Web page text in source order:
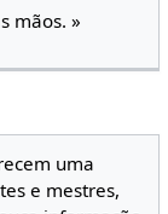
mãos. »
uma
e mestres,